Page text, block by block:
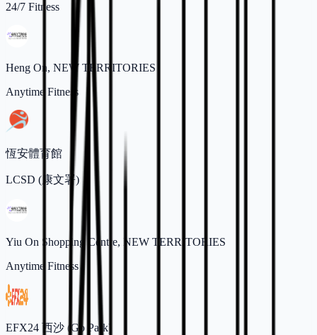
24/7 Fitness
Heng On, NEW TERRITORIES
Anytime Fitness
恆安體育館
LCSD (康文署)
Yiu On Shopping Centre, NEW TERRITORIES
Anytime Fitness
EFX24 西沙 (Go Park)